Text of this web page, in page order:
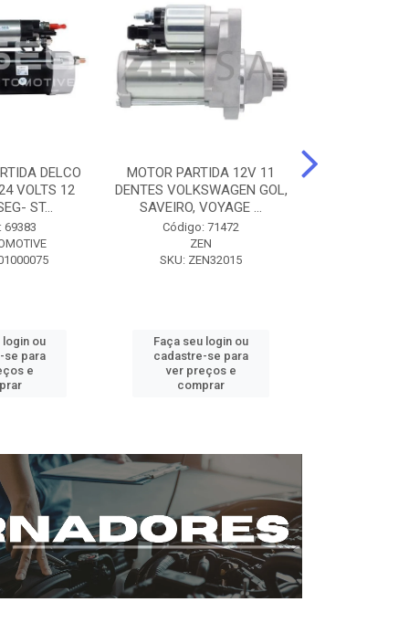
DELCO
VOLTS 12
ST...
69383
login ou
se para
e
MOTOR PARTIDA 12V 11
DENTES VOLKSWAGEN GOL,
SAVEIRO, VOYAGE ...
Código: 71472
ZEN
SKU: ZEN32015
Faça seu login ou
cadastre-se para
ver preços e
comprar